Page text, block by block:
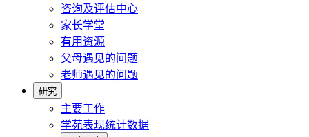
咨询及评估中心
家长学堂
有用资源
父母遇见的问题
老师遇见的问题
研究
主要工作
学苑表现统计数据